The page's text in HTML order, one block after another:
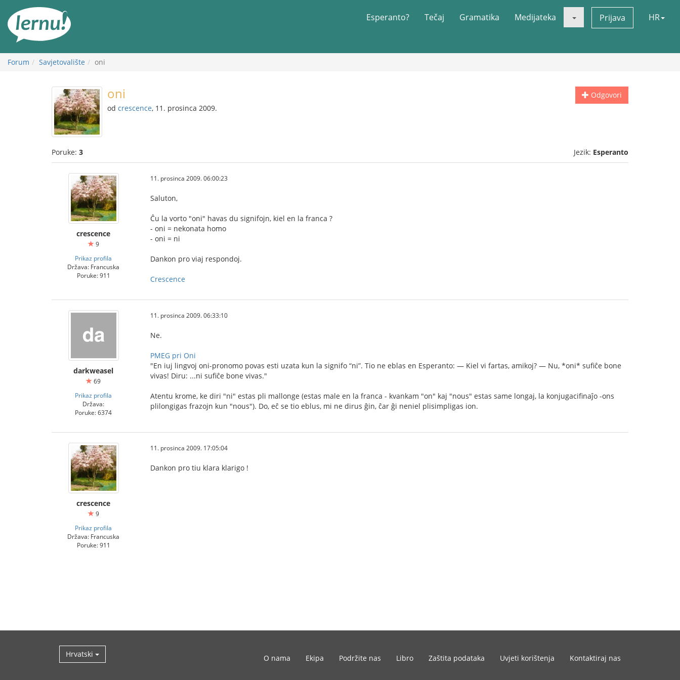
Esperanto? Tečaj Gramatika Medijateka Prijava HR
Forum Savjetovalište oni
Odgovori
oni
od crescence, 11. prosinca 2009.
Poruke: 3 Jezik: Esperanto
crescence
9
Prikaz profila
Država: Francuska
Poruke: 911
11. prosinca 2009. 06:00:23
Saluton,
Ĉu la vorto "oni" havas du signifojn, kiel en la franca ?
- oni = nekonata homo
- oni = ni
Dankon pro viaj respondoj.
Crescence
darkweasel
69
Prikaz profila
Država:
Poruke: 6374
11. prosinca 2009. 06:33:10
Ne.
PMEG pri Oni
"En iuj lingvoj oni-pronomo povas esti uzata kun la signifo “ni”. Tio ne eblas en Esperanto: — Kiel vi fartas, amikoj? — Nu, *oni* sufiĉe bone
vivas! Diru: ...ni sufiĉe bone vivas."
Atentu krome, ke diri "ni" estas pli mallonge (estas male en la franca - kvankam "on" kaj "nous" estas same longaj, la konjugacifinaĵo -ons
plilongigas frazojn kun "nous"). Do, eĉ se tio eblus, mi ne dirus ĝin, ĉar ĝi neniel plisimpligas ion.
crescence
9
Prikaz profila
Država: Francuska
Poruke: 911
11. prosinca 2009. 17:05:04
Dankon pro tiu klara klarigo !
Hrvatski O nama Ekipa Podržite nas Libro Zaštita podataka Uvjeti korištenja Kontaktiraj nas